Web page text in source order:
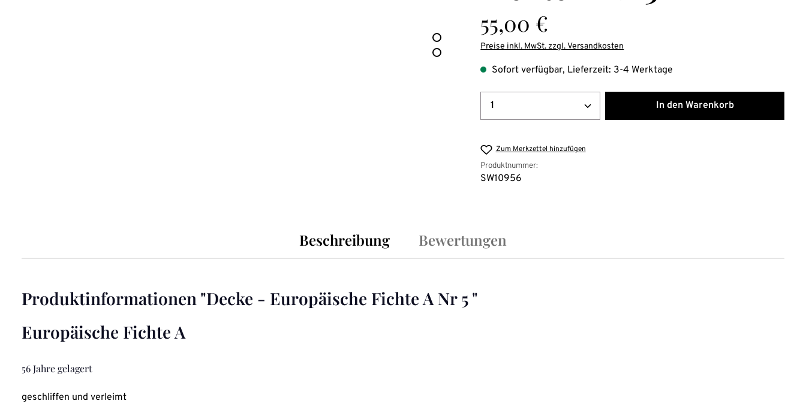
55,00 €
Preise inkl. MwSt. zzgl. Versandkosten
Sofort verfügbar, Lieferzeit: 3-4 Werktage
Produkt Anzahl: Gib den gewünschten Wert ein
In den Warenkorb
Zum Merkzettel hinzufügen
Produktnummer:
SW10956
Beschreibung Bewertungen
Produktinformationen "Decke - Europäische Fichte A Nr 5 "
Europäische Fichte A
56 Jahre gelagert
geschliffen und verleimt